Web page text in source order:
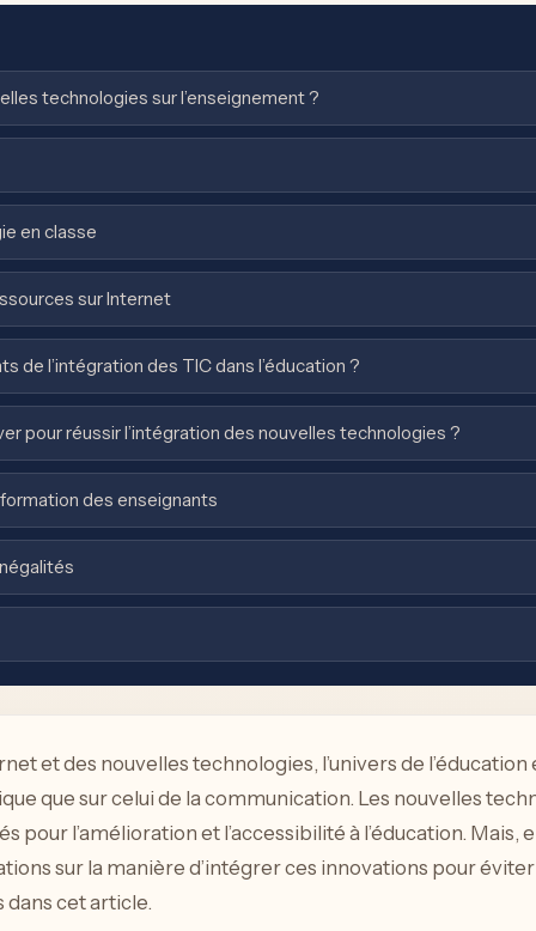
technologies sur l’enseignement ?
en classe
sur Internet
de l’intégration des TIC dans l’éducation ?
pour réussir l’intégration des nouvelles technologies ?
des enseignants
et des nouvelles technologies, l’univers de
que sur celui de la communication. Les nouvelles
pour l’amélioration et l’accessibilité à l’éducation. Mais,
sur la manière d’intégrer ces innovations pour
dans cet article.